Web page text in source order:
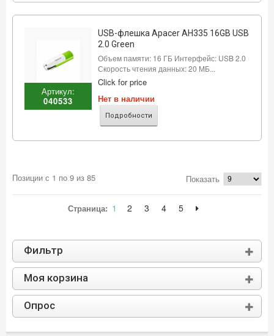
Артикул:
040533
USB-флешка Apacer AH335 16GB USB
2.0 Green
Объем памяти: 16 ГБ Интерфейс: USB 2.0
Скорость чтения данных: 20 МБ...
Click for price
Нет в наличии
Подробности
Позиции с 1 по 9 из 85 Показать
Страница: 1 2 3 4 5
Фильтр
Моя корзина
Опрос